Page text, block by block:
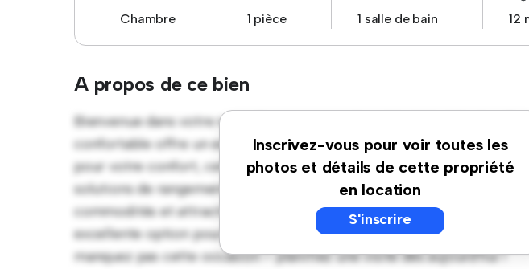
Chambre 1 pièce 1 salle de bain 12
A propos de ce bien
Inscrivez-vous pour voir toutes les
photos et détails de cette propriété
en location
S'inscrire
Bienvenue dans votre nouvelle retraite confortable à Vital Carles,
confortable offre un espace de vie paisible et privé. Meublée avec
pour votre confort, cette chambre offre un lit confortable, un
solutions de rangement. Grâce à son emplacement idéal, vous aurez
commodités et attractions à proximité. À un prix abordable de €
excellente option pour ceux qui recherchent un mode de vie
manquez pas cette occasion – planifiez une visite dès aujourd'hui !